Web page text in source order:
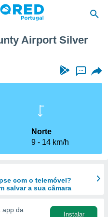
Airport Silver
...
Norte
9
14 km/h
com o telemóvel?
salvar a sua câmara
app da
Instalar